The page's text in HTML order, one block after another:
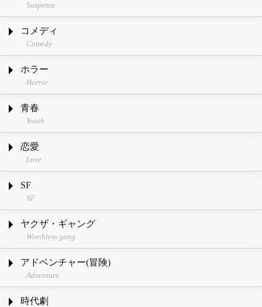
Suspense
コメディ
Comedy
ホラー
Horror
青春
Youth
恋愛
Love
SF
SF
ヤクザ・ギャング
Worthless gang
アドベンチャー(冒険)
Adventure
時代劇